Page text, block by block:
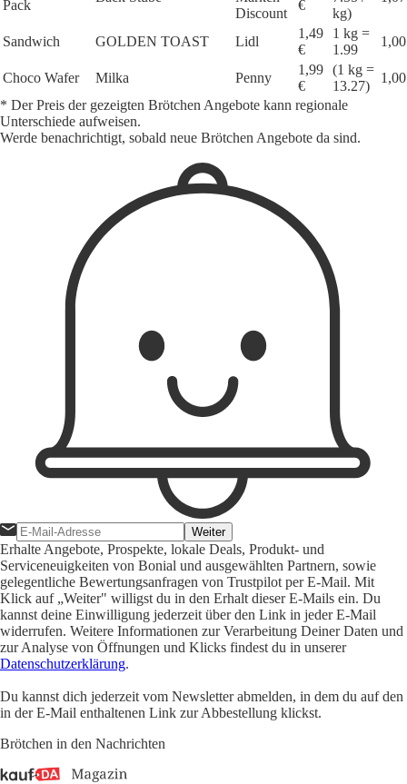
Pack
Discount
€
kg)
Sandwich GOLDEN TOAST Lidl
1,49
€
1 kg =
1.99
Choco Wafer Milka Penny
1,99
€
(1 kg =
13.27)
* Der Preis der gezeigten Brötchen Angebote kann regionale
Unterschiede aufweisen.
Werde benachrichtigt, sobald neue Brötchen Angebote da sind.
Weiter
Erhalte Angebote, Prospekte, lokale Deals, Produkt- und
Serviceneuigkeiten von Bonial und ausgewählten Partnern, sowie
gelegentliche Bewertungsanfragen von Trustpilot per E-Mail. Mit
Klick auf „Weiter" willigst du in den Erhalt dieser E-Mails ein. Du
kannst deine Einwilligung jederzeit über den Link in jeder E-Mail
widerrufen. Weitere Informationen zur Verarbeitung Deiner Daten und
zur Analyse von Öffnungen und Klicks findest du in unserer
Datenschutzerklärung.
Du kannst dich jederzeit vom Newsletter abmelden, in dem du auf den
in der E-Mail enthaltenen Link zur Abbestellung klickst.
Brötchen in den Nachrichten